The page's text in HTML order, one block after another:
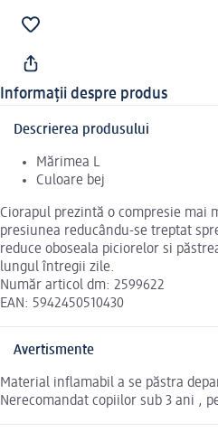
Informații despre produs
Descrierea produsului
Mărimea L
Culoare bej
Ciorapul prezintă o compresie mai
presiunea reducându-se treptat
reduce oboseala piciorelor si
lungul întregii zile.
Număr articol dm: 2599622
EAN: 5942450510430
Avertismente
Material inflamabil a se păstra
Nerecomandat copiilor sub 3 ani ,